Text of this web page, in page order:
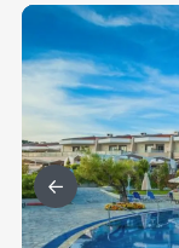
Чужбина
Празници
Турция
Гърция